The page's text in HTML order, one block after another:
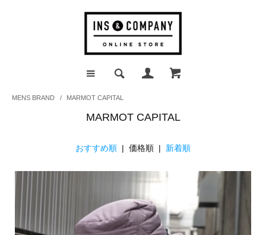
MENS BRAND / MARMOT CAPITAL
MARMOT CAPITAL
おすすめ順 | 価格順 | 新着順